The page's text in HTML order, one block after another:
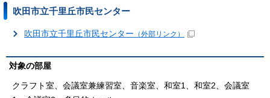
吹田市立千里丘市民センター
吹田市立千里丘市民センター （外部リンク）
対象の部屋
クラフト室、会議室兼練習室、音楽室、和室1、和室2、会議室